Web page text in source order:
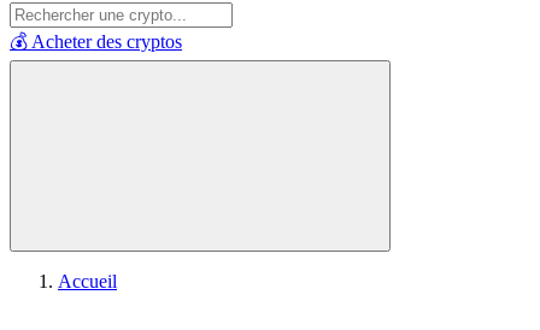
💰 Acheter des cryptos
Accueil